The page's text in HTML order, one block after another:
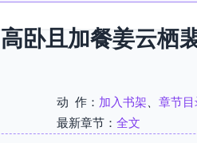
卧且加餐姜云栖
动 作： 加入书架 章节目
最新章节： 全文